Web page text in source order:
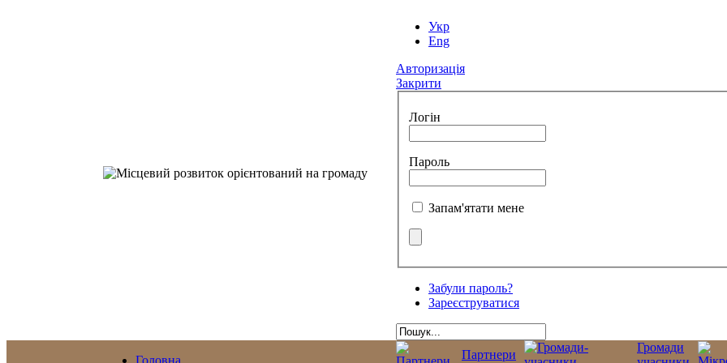
Укр
Eng
Авторизація
Закрити
Логін
Пароль
Запам'ятати мене
Забули пароль?
Зареєструватися
Головна
Партнери
Громади